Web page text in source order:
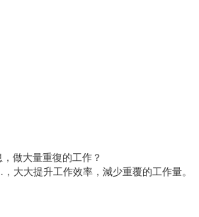
做大量重復的工作？
大大提升工作效率，減少重覆的工作量。